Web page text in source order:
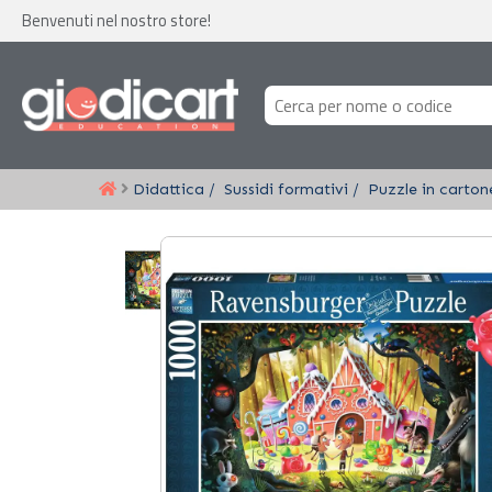
Benvenuti nel nostro store!
Didattica Sussidi formativi Puzzle in